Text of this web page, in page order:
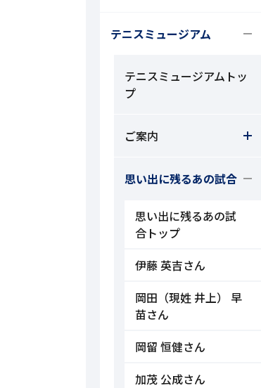
テニスミュージアム
テニスミュージアムトッ
プ
ご案内
思い出に残るあの試合
思い出に残るあの試
合トップ
伊藤 英吉さん
岡田（現姓 井上） 早
苗さん
岡留 恒健さん
加茂 公成さん